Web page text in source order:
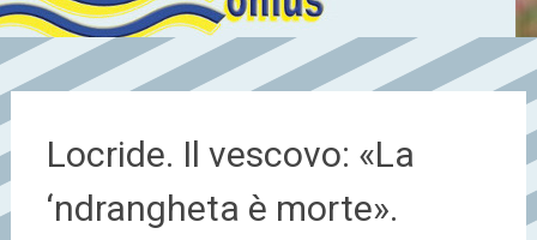
Locride. Il vescovo: «La
‘ndrangheta è morte».